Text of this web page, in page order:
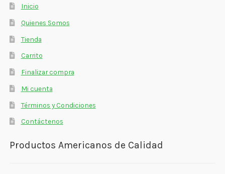
Inicio
Quienes Somos
Tienda
Carrito
Finalizar compra
Mi cuenta
Términos y Condiciones
Contáctenos
Productos Americanos de Calidad